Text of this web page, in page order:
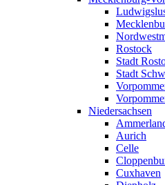
Rostock
Stadt
Stadt
Niedersachsen
Aurich
Celle
Cuxhaven